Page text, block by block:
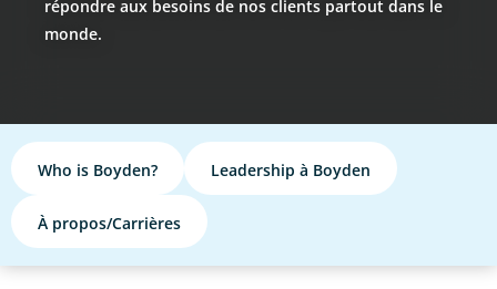
répondre aux besoins de nos clients partout dans le
monde.
Who is Boyden? Leadership à Boyden
À propos/Carrières